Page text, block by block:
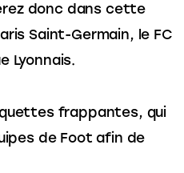
donc dans cette
Saint-Germain, le FC
Lyonnais.
frappantes, qui
de Foot afin de